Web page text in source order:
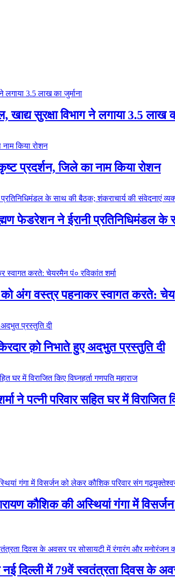
सुरक्षा विभाग ने लगाया 3.5 लाख
प्रदर्शन, जिले का नाम किया रोशन
फेडरेशन ने ईरानी
अंग वस्त्र पहनाकर स्वागत करते:
क़ो निभाते हुए अदभुत प्रस्तुति दी
पत्नी परिवार सहित घर में विराजित
कौशिक की अस्थियां गंगा में
नई दिल्ली में 79वें स्वतंत्रता दिवस